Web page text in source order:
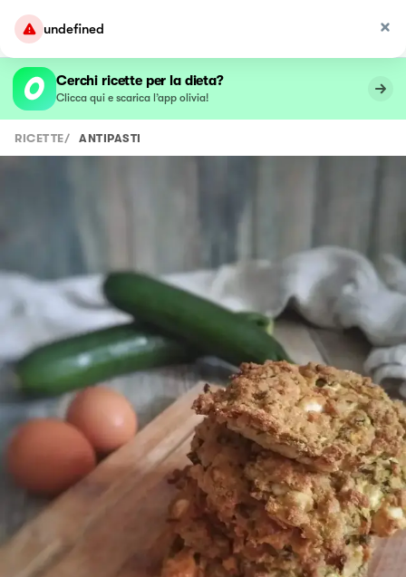
undefined
Cerchi ricette per la dieta?
Clicca qui e scarica l’app olivia!
RICETTE/ ANTIPASTI